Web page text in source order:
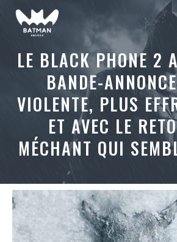
Aller
LE BLACK PHONE 2
BANDE-
VIOLENTE, PLUS
ET AVEC LE
MÉCHANT QUI